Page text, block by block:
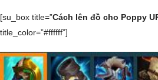
[su_box title=”Cách lên đồ cho Poppy
title_color=”#ffffff”]